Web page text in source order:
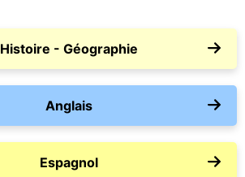
Histoire - Géographie
Anglais
Espagnol